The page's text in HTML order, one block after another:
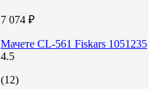
7 074 ₽
Мачете CL-561 Fiskars 1051235
4.5
(12)